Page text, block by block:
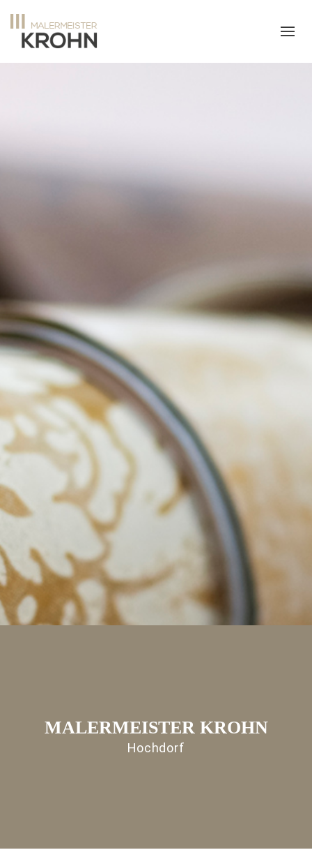
MALERMEISTER KROHN
Hochdorf